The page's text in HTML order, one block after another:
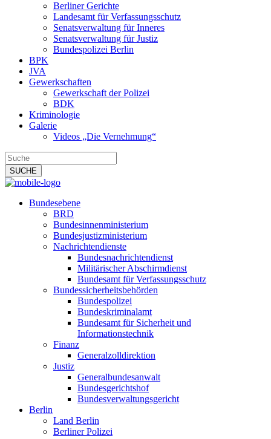
Berliner Gerichte
Landesamt für Verfassungsschutz
Senatsverwaltung für Inneres
Senatsverwaltung für Justiz
Bundespolizei Berlin
BPK
JVA
Gewerkschaften
Gewerkschaft der Polizei
BDK
Kriminologie
Galerie
Videos „Die Vernehmung“
Bundesebene
BRD
Bundesinnenministerium
Bundesjustizministerium
Nachrichtendienste
Bundesnachrichtendienst
Militärischer Abschirmdienst
Bundesamt für Verfassungsschutz
Bundessicherheitsbehörden
Bundespolizei
Bundeskriminalamt
Bundesamt für Sicherheit und
Informationstechnik
Finanz
Generalzolldirektion
Justiz
Generalbundesanwalt
Bundesgerichtshof
Bundesverwaltungsgericht
Berlin
Land Berlin
Berliner Polizei